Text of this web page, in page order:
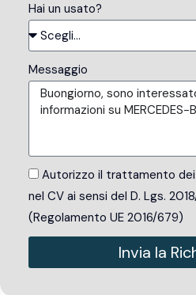
Hai un usato?
Messaggio
Autorizzo il trattamento
nel CV ai sensi del D. Lgs.
(Regolamento UE 2016/679)
Invia la